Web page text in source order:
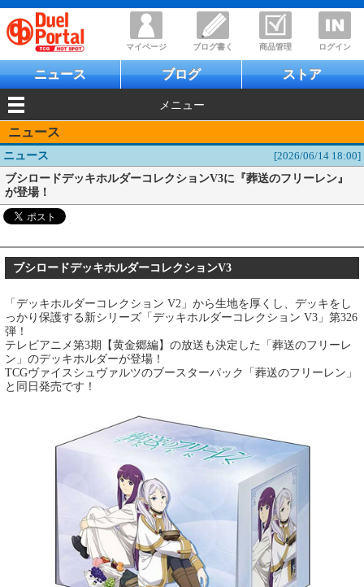
マイページ ブログ書く 商品管理 ログイン
ニュース ブログ ストア
メニュー
ニュース
ニュース
[2026/06/14 18:00]
ブシロードデッキホルダーコレクションV3に『葬送のフリーレン』
が登場！
ブシロードデッキホルダーコレクションV3
「デッキホルダーコレクション V2」から生地を厚くし、デッキをし
っかり保護する新シリーズ「デッキホルダーコレクション V3」第326
弾！
テレビアニメ第3期【黄金郷編】の放送も決定した「葬送のフリーレ
ン」のデッキホルダーが登場！
TCGヴァイスシュヴァルツのブースターパック「葬送のフリーレン」
と同日発売です！